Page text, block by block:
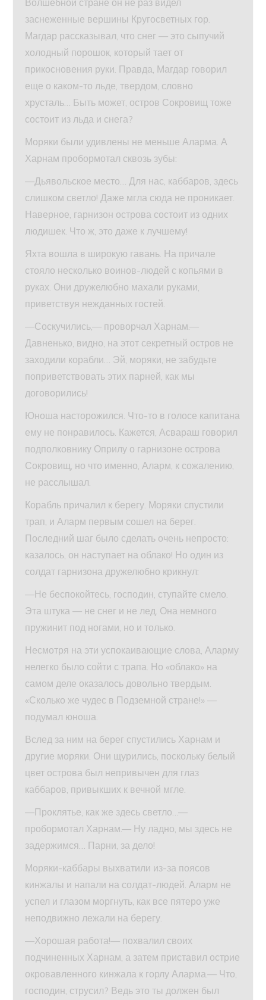
заснеженные вершины Кругосветных гор.
Магдар рассказывал, что снег — это сыпучий
холодный порошок, который тает от
прикосновения руки. Правда, Магдар говорил
еще о каком-то льде, твердом, словно
хрусталь… Быть может, остров Сокровищ тоже
состоит из льда и снега?
Моряки были удивлены не меньше Аларма. А
Харнам пробормотал сквозь зубы:
—Дьявольское место… Для нас, каббаров, здесь
слишком светло! Даже мгла сюда не проникает.
Наверное, гарнизон острова состоит из одних
людишек. Что ж, это даже к лучшему!
Яхта вошла в широкую гавань. На причале
стояло несколько воинов-людей с копьями в
руках. Они дружелюбно махали руками,
приветствуя нежданных гостей.
—Соскучились,— проворчал Харнам.—
Давненько, видно, на этот секретный остров не
заходили корабли… Эй, моряки, не забудьте
поприветствовать этих парней, как мы
договорились!
Юноша насторожился. Что-то в голосе капитана
ему не понравилось. Кажется, Асвараш говорил
подполковнику Оприлу о гарнизоне острова
Сокровищ, но что именно, Аларм, к сожалению,
не расслышал.
Корабль причалил к берегу. Моряки спустили
трап, и Аларм первым сошел на берег.
Последний шаг было сделать очень непросто:
казалось, он наступает на облако! Но один из
солдат гарнизона дружелюбно крикнул:
—Не беспокойтесь, господин, ступайте смело.
Эта штука — не снег и не лед. Она немного
пружинит под ногами, но и только.
Несмотря на эти успокаивающие слова, Аларму
нелегко было сойти с трапа. Но «облако» на
самом деле оказалось довольно твердым.
«Сколько же чудес в Подземной стране!» —
подумал юноша.
Вслед за ним на берег спустились Харнам и
другие моряки. Они щурились, поскольку белый
цвет острова был непривычен для глаз
каббаров, привыкших к вечной мгле.
—Проклятье, как же здесь светло…—
пробормотал Харнам.— Ну ладно, мы здесь не
задержимся… Парни, за дело!
Моряки-каббары выхватили из-за поясов
кинжалы и напали на солдат-людей. Аларм не
успел и глазом моргнуть, как все пятеро уже
неподвижно лежали на берегу.
—Хорошая работа!— похвалил своих
подчиненных Харнам, а затем приставил острие
окровавленного кинжала к горлу Аларма.— Что,
господин, струсил? Ведь это ты должен был